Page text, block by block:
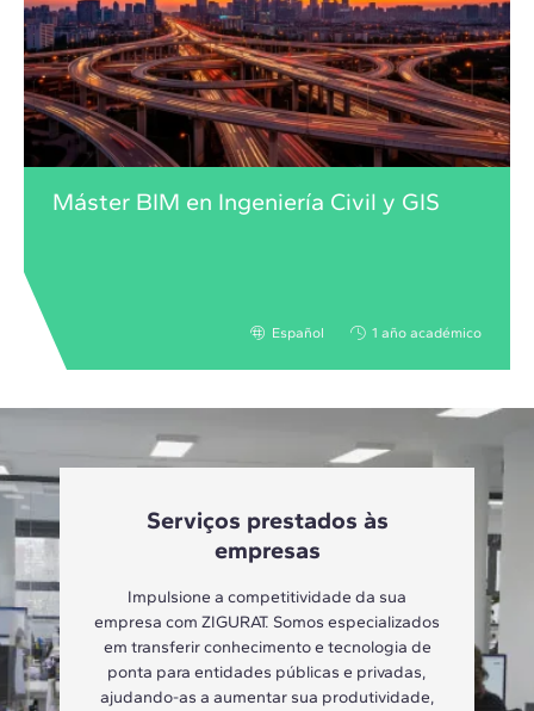
Máster BIM en Ingeniería Civil y GIS
Español 1 año académico
Serviços prestados às
empresas
Impulsione a competitividade da sua
empresa com ZIGURAT. Somos especializados
em transferir conhecimento e tecnologia de
ponta para entidades públicas e privadas,
ajudando-as a aumentar sua produtividade,